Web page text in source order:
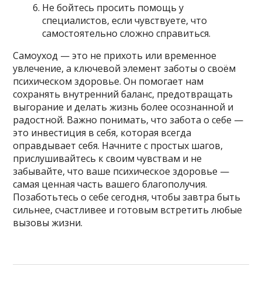
Не бойтесь просить помощь у
специалистов, если чувствуете, что
самостоятельно сложно справиться.
Самоуход — это не прихоть или временное
увлечение, а ключевой элемент заботы о своём
психическом здоровье. Он помогает нам
сохранять внутренний баланс, предотвращать
выгорание и делать жизнь более осознанной и
радостной. Важно понимать, что забота о себе —
это инвестиция в себя, которая всегда
оправдывает себя. Начните с простых шагов,
прислушивайтесь к своим чувствам и не
забывайте, что ваше психическое здоровье —
самая ценная часть вашего благополучия.
Позаботьтесь о себе сегодня, чтобы завтра быть
сильнее, счастливее и готовым встретить любые
вызовы жизни.